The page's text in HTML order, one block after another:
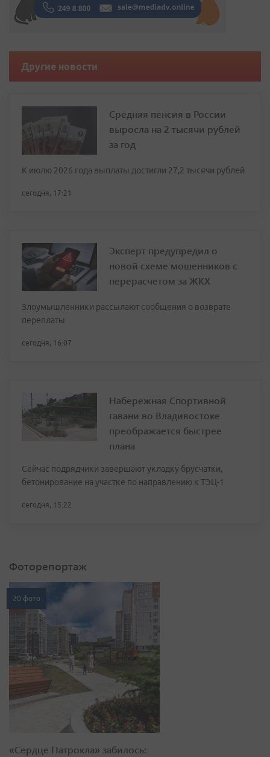
Другие новости
Средняя пенсия в России
выросла на 2 тысячи рублей
за год
К июлю 2026 года выплаты достигли 27,2 тысячи рублей
сегодня, 17:21
Эксперт предупредил о
новой схеме мошенников с
перерасчетом за ЖКХ
Злоумышленники рассылают сообщения о возврате
переплаты
сегодня, 16:07
Набережная Спортивной
гавани во Владивостоке
преображается быстрее
плана
Сейчас подрядчики завершают укладку брусчатки,
бетонирование на участке по направлению к ТЭЦ-1
сегодня, 15:22
Фоторепортаж
20 фото
«Сердце Патрокла» забилось: